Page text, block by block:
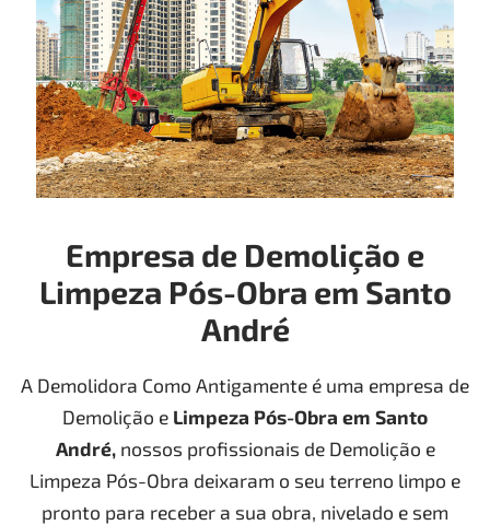
Empresa de Demolição e
Limpeza Pós-Obra em Santo
André
A Demolidora Como Antigamente é uma empresa de
Demolição e Limpeza Pós-Obra em Santo
André, nossos profissionais de Demolição e
Limpeza Pós-Obra deixaram o seu terreno limpo e
pronto para receber a sua obra, nivelado e sem